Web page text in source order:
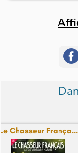
Chasseur França...